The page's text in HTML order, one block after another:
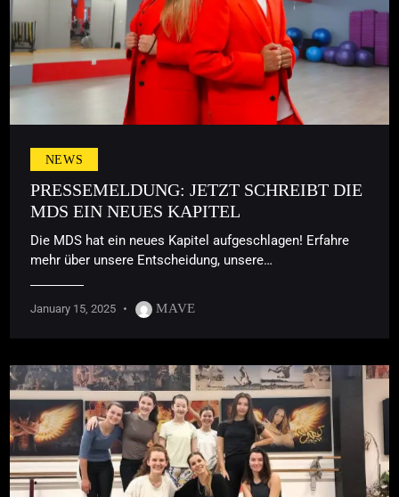
NEWS
PRESSEMELDUNG: JETZT SCHREIBT DIE
MDS EIN NEUES KAPITEL
Die MDS hat ein neues Kapitel aufgeschlagen! Erfahre
mehr über unsere Entscheidung, unsere…
January 15, 2025 MAVE